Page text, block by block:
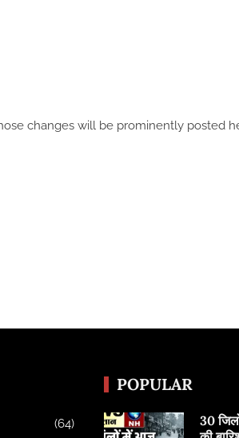
changes will be prominently posted
(64)
POPULAR
30